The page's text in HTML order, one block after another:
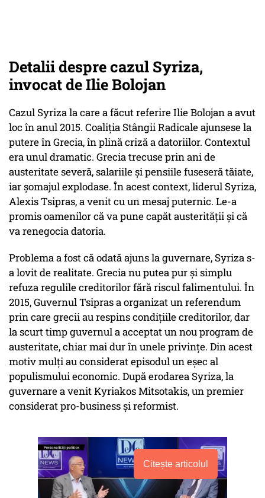
Detalii despre cazul Syriza,
invocat de Ilie Bolojan
Cazul Syriza la care a făcut referire Ilie Bolojan a avut
loc în anul 2015. Coaliția Stângii Radicale ajunsese la
putere în Grecia, în plină criză a datoriilor. Contextul
era unul dramatic. Grecia trecuse prin ani de
austeritate severă, salariile și pensiile fuseseră tăiate,
iar șomajul explodase. În acest context, liderul Syriza,
Alexis Tsipras, a venit cu un mesaj puternic. Le-a
promis oamenilor că va pune capăt austerității și că
va renegocia datoria.
Problema a fost că odată ajuns la guvernare, Syriza s-
a lovit de realitate. Grecia nu putea pur și simplu
refuza regulile creditorilor fără riscul falimentului. În
2015, Guvernul Tsipras a organizat un referendum
prin care grecii au respins condițiile creditorilor, dar
la scurt timp guvernul a acceptat un nou program de
austeritate, chiar mai dur în unele privințe. Din acest
motiv mulți au considerat episodul un eșec al
populismului economic. După erodarea Syriza, la
guvernare a venit Kyriakos Mitsotakis, un premier
considerat pro-business și reformist.
Citește articolul